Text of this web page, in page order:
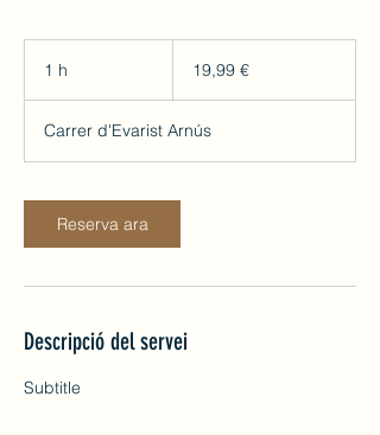
1 h 19,99 €
Carrer d'Evarist Arnús
Reserva ara
Descripció del servei
Subtitle